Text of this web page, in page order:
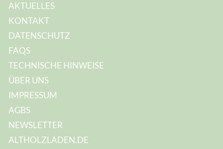
AKTUELLES
KONTAKT
DATENSCHUTZ
FAQS
TECHNISCHE HINWEISE
ÜBER UNS
IMPRESSUM
AGBS
NEWSLETTER
ALTHOLZLADEN.DE